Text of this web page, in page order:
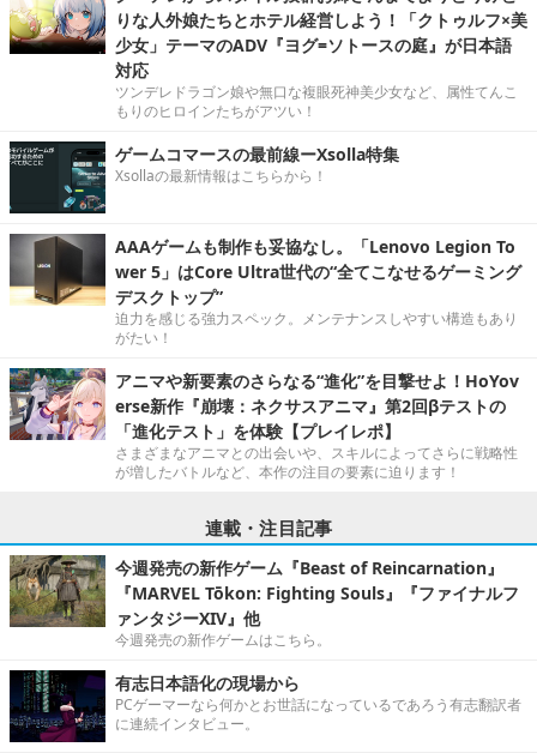
りな人外娘たちとホテル経営しよう！「クトゥルフ×美
少女」テーマのADV『ヨグ=ソトースの庭』が日本語
対応
ツンデレドラゴン娘や無口な複眼死神美少女など、属性てんこ
もりのヒロインたちがアツい！
ゲームコマースの最前線ーXsolla特集
Xsollaの最新情報はこちらから！
AAAゲームも制作も妥協なし。「Lenovo Legion To
wer 5」はCore Ultra世代の“全てこなせるゲーミング
デスクトップ”
迫力を感じる強力スペック。メンテナンスしやすい構造もあり
がたい！
アニマや新要素のさらなる“進化”を目撃せよ！HoYov
erse新作『崩壊：ネクサスアニマ』第2回βテストの
「進化テスト」を体験【プレイレポ】
さまざまなアニマとの出会いや、スキルによってさらに戦略性
が増したバトルなど、本作の注目の要素に迫ります！
連載・注目記事
今週発売の新作ゲーム『Beast of Reincarnation』
『MARVEL Tōkon: Fighting Souls』『ファイナルフ
ァンタジーXIV』他
今週発売の新作ゲームはこちら。
有志日本語化の現場から
PCゲーマーなら何かとお世話になっているであろう有志翻訳者
に連続インタビュー。